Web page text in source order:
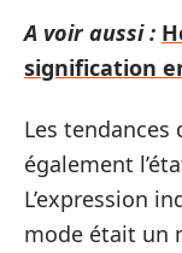
A voir aussi :
signification
Les
également
L’expression
mode était un